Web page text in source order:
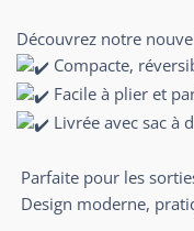
Découvrez notre
Compacte,
Facile à plier et
Livrée avec sac à
Parfaite pour les
Design moderne,